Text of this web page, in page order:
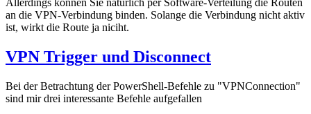
an die VPN-Verbindung binden. Solange die Verbindung nicht aktiv
ist, wirkt die Route ja niciht.
VPN Trigger und Disconnect
Bei der Betrachtung der PowerShell-Befehle zu "VPNConnection"
sind mir drei interessante Befehle aufgefallen